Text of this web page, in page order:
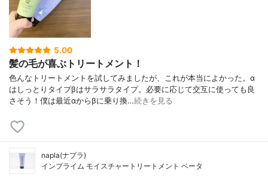
5.00
髪の毛が喜ぶトリートメント！
色んなトリートメントを試してみましたが、これが本当によかった。α
はしっとりタイプβはサラサラタイプ。必要に応じて交互に使っても良
さそう！僕は最近αからβに乗り換…続きを見る
napla(ナプラ)
インプライム モイスチャートリートメント ベータ